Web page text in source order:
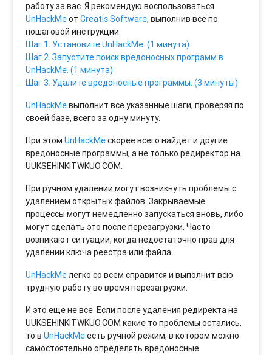
работу за вас. Я рекомендую воспользоваться
UnHackMeотGreatis Software, выполнив все по
пошаговой инструкции.
Шаг 1. Установите UnHackMe. (1 минута)
Шаг 2. Запустите поиск вредоносных программ в
UnHackMe. (1 минута)
Шаг 3. Удалите вредоносные программы. (3 минуты)
UnHackMeвыполнит все указанные шаги, проверяя по
своей базе, всего за одну минуту.
При этомUnHackMeскорее всего найдет и другие
вредоносные программы, а не только редиректор на
UUKSEHINKITWKUO.COM.
При ручном удалении могут возникнуть проблемы с
удалением открытых файлов. Закрываемые
процессы могут немедленно запускаться вновь, либо
могут сделать это после перезагрузки. Часто
возникают ситуации, когда недостаточно прав для
удалении ключа реестра или файла.
UnHackMeлегко со всем справится и выполнит всю
трудную работу во время перезагрузки.
И это еще не все. Если после удаления редиректа на
UUKSEHINKITWKUO.COM какие то проблемы остались,
то вUnHackMeесть ручной режим, в котором можно
самостоятельно определять вредоносные